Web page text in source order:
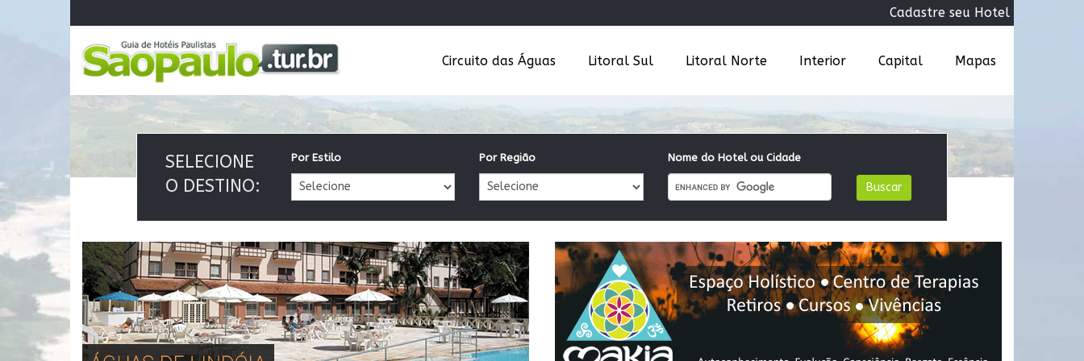
Cadastre seu Hotel
Mapas
Capital
Interior
Litoral Norte
Litoral Sul
Circuito das Águas
SELECIONE
O DESTINO:
Por Estilo Por Região Nome do Hotel ou Cidade